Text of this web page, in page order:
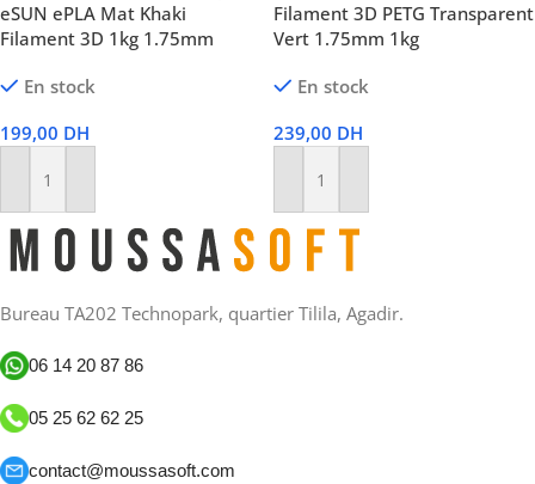
eSUN ePLA Mat Khaki
Filament 3D 1kg 1.75mm
En stock
199,00 DH
Ajouter Au Panier
Filament 3D PETG Transparent
Vert 1.75mm 1kg
En stock
239,00 DH
Ajouter Au Panier
Bureau TA202 Technopark, quartier Tilila, Agadir.
06 14 20 87 86
05 25 62 62 25
contact@moussasoft.com